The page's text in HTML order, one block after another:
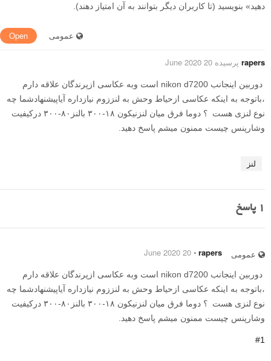
دهید» بنویسید (تا کاربران دیگر بتوانند به آن امتیاز دهند).
Open عمومی
rapers پرسیده 20 June 2020
دوربین اینجانب nikon d7200 است وبه عکاسی ازپرندگان علاقه دارم
،باتوجه به اینکه عکاسی ازحیاط وحش به لنززوم نیازداره آیاپیشنهادشما چه
نوع لنزی هست ؟ دوما فرق میان لنزنیکون ۱۸-۳۰۰ بالنز۸۰-۳۰۰ درکیفیت
وشارپنس چیست ممنون میشم پاسخ دهید.
لنز
1 پاسخ
عمومی rapers
⋅
20 June 2020
دوربین اینجانب nikon d7200 است وبه عکاسی ازپرندگان علاقه دارم
،باتوجه به اینکه عکاسی ازحیاط وحش به لنززوم نیازداره آیاپیشنهادشما چه
نوع لنزی هست ؟ دوما فرق میان لنزنیکون ۱۸-۳۰۰ بالنز۸۰-۳۰۰ درکیفیت
وشارپنس چیست ممنون میشم پاسخ دهید.
#1